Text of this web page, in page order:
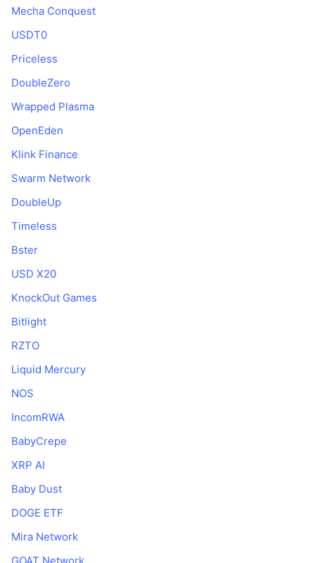
Mecha Conquest
USDT0
Priceless
DoubleZero
Wrapped Plasma
OpenEden
Klink Finance
Swarm Network
DoubleUp
Timeless
Bster
USD X20
KnockOut Games
Bitlight
RZTO
Liquid Mercury
NOS
IncomRWA
BabyCrepe
XRP AI
Baby Dust
DOGE ETF
Mira Network